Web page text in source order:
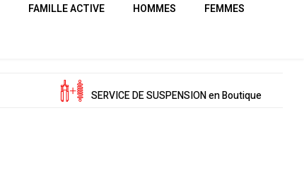
FAMILLE ACTIVE HOMMES FEMMES
SERVICE DE SUSPENSION en Boutique